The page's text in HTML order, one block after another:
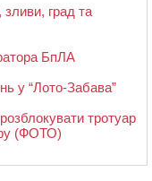
зливи, град та
БпЛА
у “Лото-Забава”
тротуар
(ФОТО)